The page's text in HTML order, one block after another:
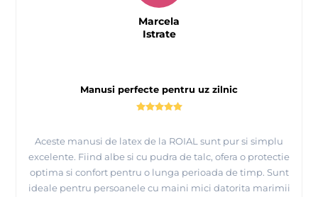
Manusi perfecte pentru uz zilnic
Aceste manusi de latex de la ROIAL sunt pur si simplu
excelente. Fiind albe si cu pudra de talc, ofera o protectie
optima si confort pentru o lunga perioada de timp. Sunt
ideale pentru persoanele cu maini mici datorita marimii
Marcela
Istrate